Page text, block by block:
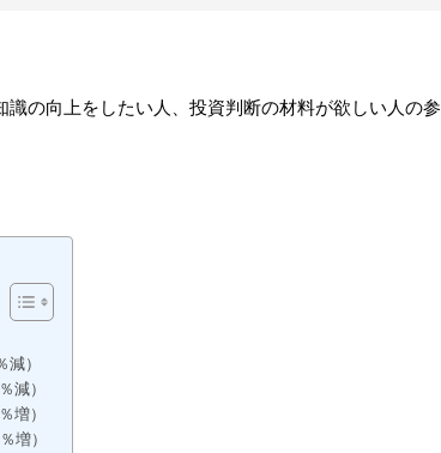
の向上をしたい人、投資判断の材料が欲しい人の参
）
減）
増）
増）